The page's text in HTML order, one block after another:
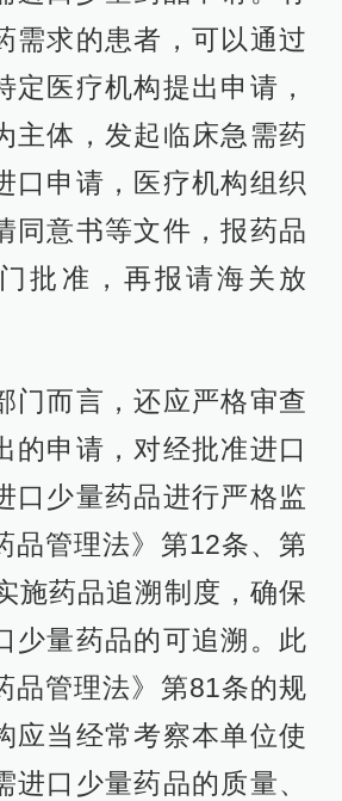
需求的患者，可以通过
定医疗机构提出申请，
主体，发起临床急需药
口申请，医疗机构组织
同意书等文件，报药品
批准，再报请海关放
门而言，还应严格审查
的申请，对经批准进口
口少量药品进行严格监
品管理法》第12条、第
施药品追溯制度，确保
少量药品的可追溯。此
品管理法》第81条的规
应当经常考察本单位使
进口少量药品的质量、